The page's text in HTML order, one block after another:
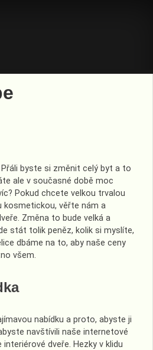
byste si změnit celý byt a to
ale v současné době moc
Pokud chcete velkou trvalou
kosmetickou, věřte nám a
. Změna to bude velká a
stát tolik peněz, kolik si myslíte,
dbáme na to, aby naše ceny
všem.
nabídku a proto, abyste ji
navštívili naše internetové
dveře. Hezky v klidu